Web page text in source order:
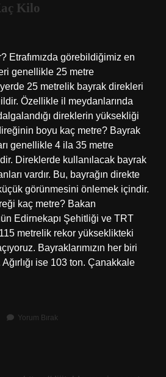
Kilo
Etrafımızda görebildiğimiz en
genellikle 25 metre
25 metrelik bayrak direkleri
Özellikle il meydanlarında
direklerin yüksekliği
boyu kaç metre? Bayrak
genellikle 4 ila 35 metre
Direklerde kullanılacak bayrak
vardır. Bu, bayrağın direkte
görünmesini önlemek içindir.
kaç metre? Bakan
Edirnekapı Şehitliği ve TRT
metrelik rekor yükseklikteki
Bayraklarımızın her biri
ise 103 ton. Çanakkale
Yorum Bırak